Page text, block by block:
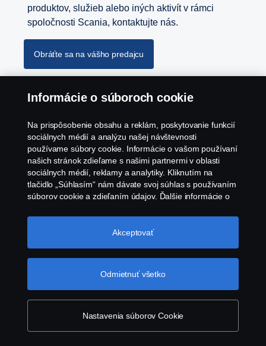
produktov, služieb alebo iných aktivít v rámci
spoločnosti Scania, kontaktujte nás.
Obráťte sa na vášho predajcu
vozidlo
Informácie o súboroch cookie
Na prispôsobenie obsahu a reklám, poskytovanie funkcií
sociálnych médií a analýzu našej návštevnosti
používame súbory cookie. Informácie o vašom používaní
našich stránok zdieľame s našimi partnermi v oblasti
sociálnych médií, reklamy a analytiky. Kliknutím na
tlačidlo „Súhlasím“ nám dávate svoj súhlas s používaním
súborov cookie a zdieľaním údajov. Ďalšie informácie o
o súboroch cookie, ktorú nájdete kliknutím na odkaz za
týmto textom. Svoje súbory cookie môžete spravovať tiež
Nastavenia súborov Cookie
Odmietnuť všetko
Akceptovať